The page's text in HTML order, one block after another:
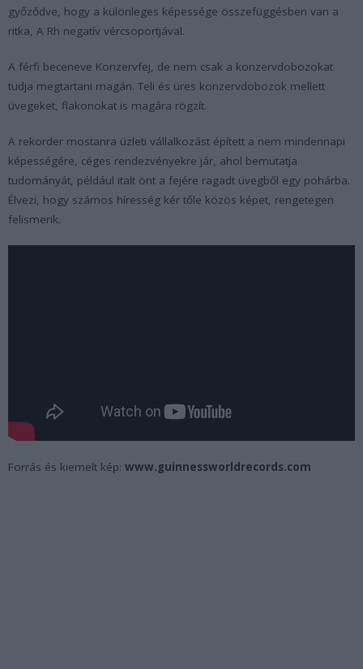
győződve, hogy a különleges képessége összefüggésben van a
ritka, A Rh negatív vércsoportjával.
A férfi beceneve Konzervfej, de nem csak a konzervdobozokat
tudja megtartani magán. Teli és üres konzervdobozok mellett
üvegeket, flakonokat is magára rögzít.
A rekorder mostanra üzleti vállalkozást épített a nem mindennapi
képességére, céges rendezvényekre jár, ahol bemutatja
tudományát, például italt önt a fejére ragadt üvegből egy pohárba.
Élvezi, hogy számos híresség kér tőle közös képet, rengetegen
felismerik.
Forrás és kiemelt kép: www.guinnessworldrecords.com